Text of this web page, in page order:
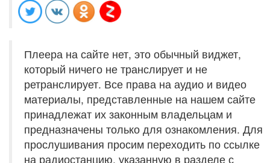
Плеера на сайте нет, это обычный виджет,
который ничего не транслирует и не
ретранслирует. Все права на аудио и видео
материалы, представленные на нашем сайте
принадлежат их законным владельцам и
предназначены только для ознакомления. Для
прослушивания просим переходить по ссылке
на радиостанцию, указанную в разделе с